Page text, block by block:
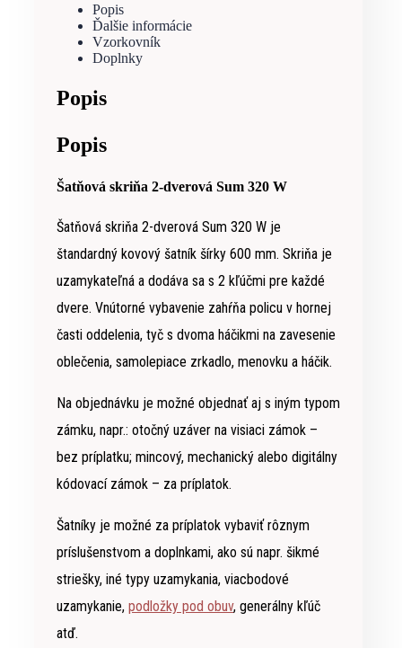
Popis
Ďalšie informácie
Vzorkovník
Doplnky
Popis
Popis
Šatňová skriňa 2-dverová Sum 320 W
Šatňová skriňa 2-dverová Sum 320 W je
štandardný kovový šatník šírky 600 mm. Skriňa je
uzamykateľná a dodáva sa s 2 kľúčmi pre každé
dvere. Vnútorné vybavenie zahŕňa policu v hornej
časti oddelenia, tyč s dvoma háčikmi na zavesenie
oblečenia, samolepiace zrkadlo, menovku a háčik.
Na objednávku je možné objednať aj s iným typom
zámku, napr.: otočný uzáver na visiaci zámok –
bez príplatku; mincový, mechanický alebo digitálny
kódovací zámok – za príplatok.
Šatníky je možné za príplatok vybaviť rôznym
príslušenstvom a doplnkami, ako sú napr. šikmé
striešky, iné typy uzamykania, viacbodové
uzamykanie, podložky pod obuv, generálny kľúč
atď.